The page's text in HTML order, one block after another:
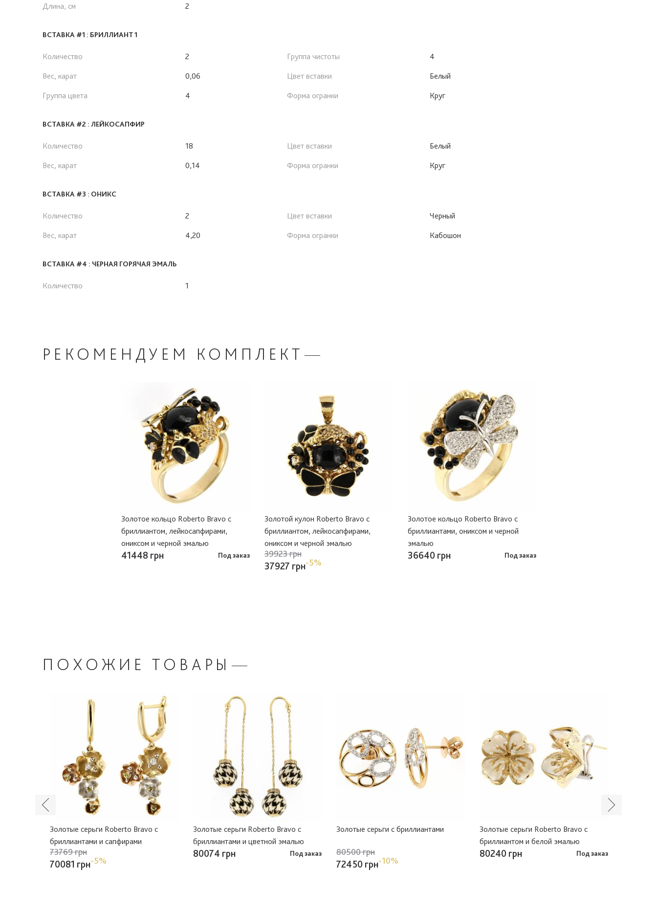
Длина, см
2
ВСТАВКА #1 : БРИЛЛИАНТ 1
Количество
2
Вес, карат
0,06
Группа цвета
4
Группа чистоты
4
Цвет вставки
Белый
Форма огранки
Круг
ВСТАВКА #2 : ЛЕЙКОСАПФИР
Количество
18
Вес, карат
0,14
Цвет вставки
Белый
Форма огранки
Круг
ВСТАВКА #3 : ОНИКС
Количество
2
Вес, карат
4,20
Цвет вставки
Черный
Форма огранки
Кабошон
ВСТАВКА #4 : ЧЕРНАЯ ГОРЯЧАЯ ЭМАЛЬ
Количество 1
РЕКОМЕНДУЕМ КОМПЛЕКТ
Золотое кольцо Roberto Bravo с
бриллиантом, лейкосапфирами,
ониксом и черной эмалью
41448 грн Под заказ
Золотой кулон Roberto Bravo с
бриллиантом, лейкосапфирами,
ониксом и черной эмалью
39923 грн
37927 грн-5%
Золотое кольцо Roberto Bravo с
бриллиантами, ониксом и черной
эмалью
36640 грн Под заказ
ПОХОЖИЕТОВАРЫ
Золотые серьги Roberto Bravo с
бриллиантами и сапфирами
73769 грн
70081 грн-5%
Золотые серьги Roberto Bravo с
бриллиантами и цветной эмалью
80074 грн Под заказ
Золотые серьги с бриллиантами
80500 грн
72450 грн-10%
Золотые серьги Roberto Bravo с
бриллиантом и белой эмалью
80240 грн Под заказ